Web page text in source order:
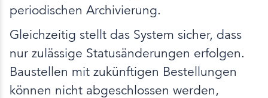
periodischen Archivierung.
Gleichzeitig stellt das System sicher, dass
nur zulässige Statusänderungen erfolgen.
Baustellen mit zukünftigen Bestellungen
können nicht abgeschlossen werden,